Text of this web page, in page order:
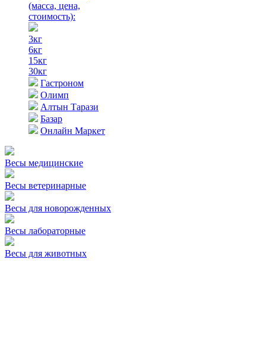
(масса, цена,
стоимость):
3кг
6кг
15кг
30кг
Гастроном
Олимп
Алтын Тарази
Базар
Онлайн Маркет
Весы медицинские
Весы ветеринарные
Весы для новорожденных
Весы лабораторные
Весы для животных